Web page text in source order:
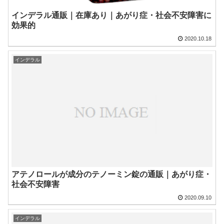
インデラル通販｜在庫あり｜あがり症・社会不安障害に
効果的
2020.10.18
インデラル
アテノロールが成分のテノーミン錠の通販｜あがり症・
社会不安障害
2020.09.10
インデラル